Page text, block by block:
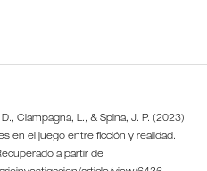
Ciampagna, L., & Spina, J. P. (2023).
en el juego entre ficción y realidad.
a partir de